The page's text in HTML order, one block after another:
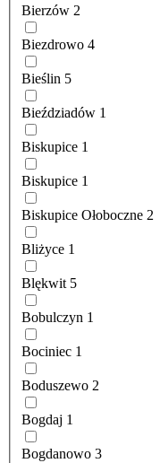
Bierzów 2
Biezdrowo 4
Bieślin 5
Bieździadów 1
Biskupice 1
Biskupice 1
Biskupice Ołoboczne 2
Bliżyce 1
Blękwit 5
Bobulczyn 1
Bociniec 1
Boduszewo 2
Bogdaj 1
Bogdanowo 3